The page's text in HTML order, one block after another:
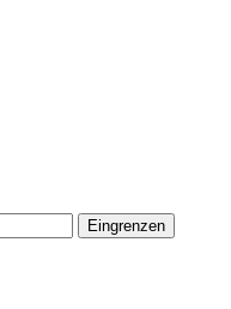
Eingrenzen